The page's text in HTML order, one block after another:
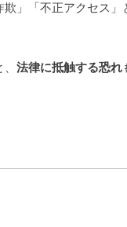
」「不正アクセス
法律に抵触する恐れ